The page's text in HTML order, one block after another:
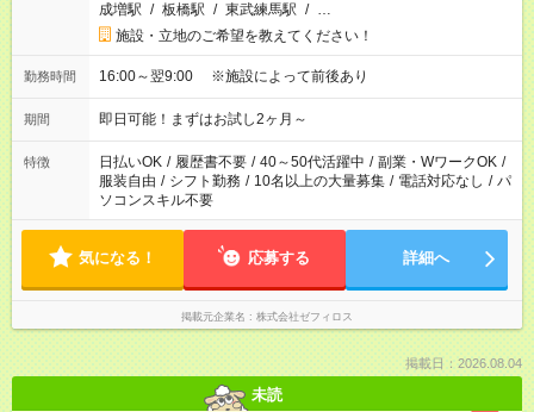
成増駅 / 板橋駅 / 東武練馬駅 / …
施設・立地のご希望を教えてください！
勤務時間 16:00～翌9:00 ※施設によって前後あり
期間 即日可能！まずはお試し2ヶ月～
特徴 日払いOK / 履歴書不要 / 40～50代活躍中 / 副業・WワークOK /
服装自由 / シフト勤務 / 10名以上の大量募集 / 電話対応なし / パ
ソコンスキル不要
気になる！ 応募する 詳細へ
掲載元企業名 株式会社ゼフィロス
掲載日：2026.08.04
未読